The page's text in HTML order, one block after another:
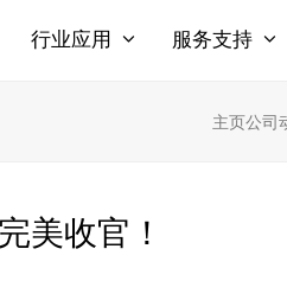
行业应用 服务支持
主页公司
美收官！